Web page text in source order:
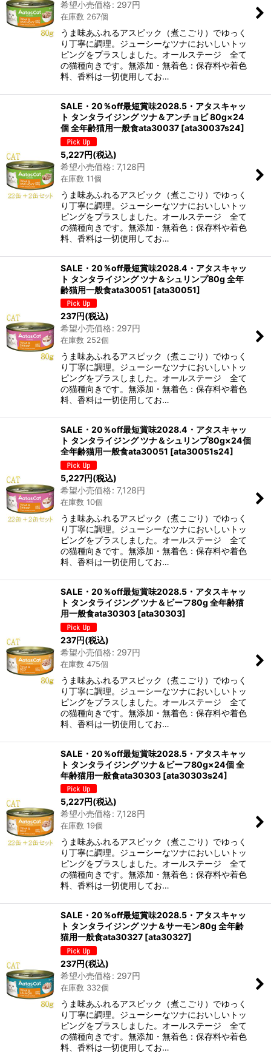
希望小売価格: 297円
在庫数 267個
うま味あふれるアスピック（煮こごり）でゆっく
り丁寧に調理。ジューシーなツナにおいしいトッ
ピングをプラスしました。オールステージ 全て
の猫種向きです。無添加・無着色：保存料や着色
料、香料は一切使用してお…
SALE・20％off最短賞味2028.5・アタスキャッ
ト タンタライジング ツナ＆アンチョビ 80g×24
個 全年齢猫用一般食ata30037 [ata30037s24]
5,227円(税込)
希望小売価格: 7,128円
在庫数 11個
うま味あふれるアスピック（煮こごり）でゆっく
り丁寧に調理。ジューシーなツナにおいしいトッ
ピングをプラスしました。オールステージ 全て
の猫種向きです。無添加・無着色：保存料や着色
料、香料は一切使用してお…
SALE・20％off最短賞味2028.4・アタスキャッ
ト タンタライジング ツナ＆シュリンプ80g 全年
齢猫用一般食ata30051 [ata30051]
237円(税込)
希望小売価格: 297円
在庫数 252個
うま味あふれるアスピック（煮こごり）でゆっく
り丁寧に調理。ジューシーなツナにおいしいトッ
ピングをプラスしました。オールステージ 全て
の猫種向きです。無添加・無着色：保存料や着色
料、香料は一切使用してお…
SALE・20％off最短賞味2028.4・アタスキャッ
ト タンタライジング ツナ＆シュリンプ80g×24個
全年齢猫用一般食ata30051 [ata30051s24]
5,227円(税込)
希望小売価格: 7,128円
在庫数 10個
うま味あふれるアスピック（煮こごり）でゆっく
り丁寧に調理。ジューシーなツナにおいしいトッ
ピングをプラスしました。オールステージ 全て
の猫種向きです。無添加・無着色：保存料や着色
料、香料は一切使用してお…
SALE・20％off最短賞味2028.5・アタスキャッ
ト タンタライジング ツナ＆ビーフ80g 全年齢猫
用一般食ata30303 [ata30303]
237円(税込)
希望小売価格: 297円
在庫数 475個
うま味あふれるアスピック（煮こごり）でゆっく
り丁寧に調理。ジューシーなツナにおいしいトッ
ピングをプラスしました。オールステージ 全て
の猫種向きです。無添加・無着色：保存料や着色
料、香料は一切使用してお…
SALE・20％off最短賞味2028.5・アタスキャッ
ト タンタライジング ツナ＆ビーフ80g×24個 全
年齢猫用一般食ata30303 [ata30303s24]
5,227円(税込)
希望小売価格: 7,128円
在庫数 19個
うま味あふれるアスピック（煮こごり）でゆっく
り丁寧に調理。ジューシーなツナにおいしいトッ
ピングをプラスしました。オールステージ 全て
の猫種向きです。無添加・無着色：保存料や着色
料、香料は一切使用してお…
SALE・20％off最短賞味2028.5・アタスキャッ
ト タンタライジング ツナ＆サーモン80g 全年齢
猫用一般食ata30327 [ata30327]
237円(税込)
希望小売価格: 297円
在庫数 332個
うま味あふれるアスピック（煮こごり）でゆっく
り丁寧に調理。ジューシーなツナにおいしいトッ
ピングをプラスしました。オールステージ 全て
の猫種向きです。無添加・無着色：保存料や着色
料、香料は一切使用してお…